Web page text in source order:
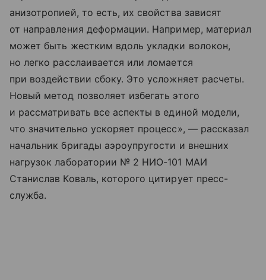
анизотропией, то есть, их свойства зависят
от направления деформации. Например, материал
может быть жестким вдоль укладки волокон,
но легко расслаивается или ломается
при воздействии сбоку. Это усложняет расчеты.
Новый метод позволяет избегать этого
и рассматривать все аспекты в единой модели,
что значительно ускоряет процесс», — рассказал
начальник бригады аэроупругости и внешних
нагрузок лаборатории № 2 НИО-101 МАИ
Станислав Коваль, которого цитирует пресс-
служба.